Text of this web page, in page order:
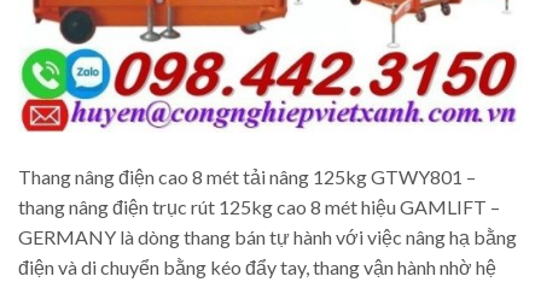
Thang nâng điện cao 8 mét tải nâng 125kg GTWY801 –
thang nâng điện trục rút 125kg cao 8 mét hiệu GAMLIFT –
GERMANY là dòng thang bán tự hành với việc nâng hạ bằng
điện và di chuyển bằng kéo đẩy tay, thang vận hành nhờ hệ